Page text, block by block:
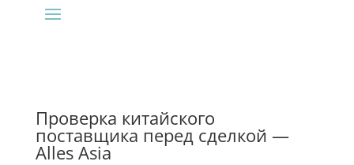
Проверка китайского
поставщика перед сделкой —
Alles Asia